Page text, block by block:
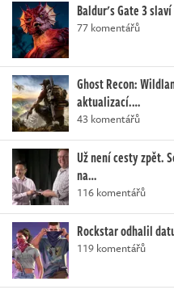
Baldur's Gate 3
77 komentářů
Ghost Recon:
aktualizací.…
43 komentářů
Už není cesty zpět.
na…
116 komentářů
Rockstar odhalil
119 komentářů